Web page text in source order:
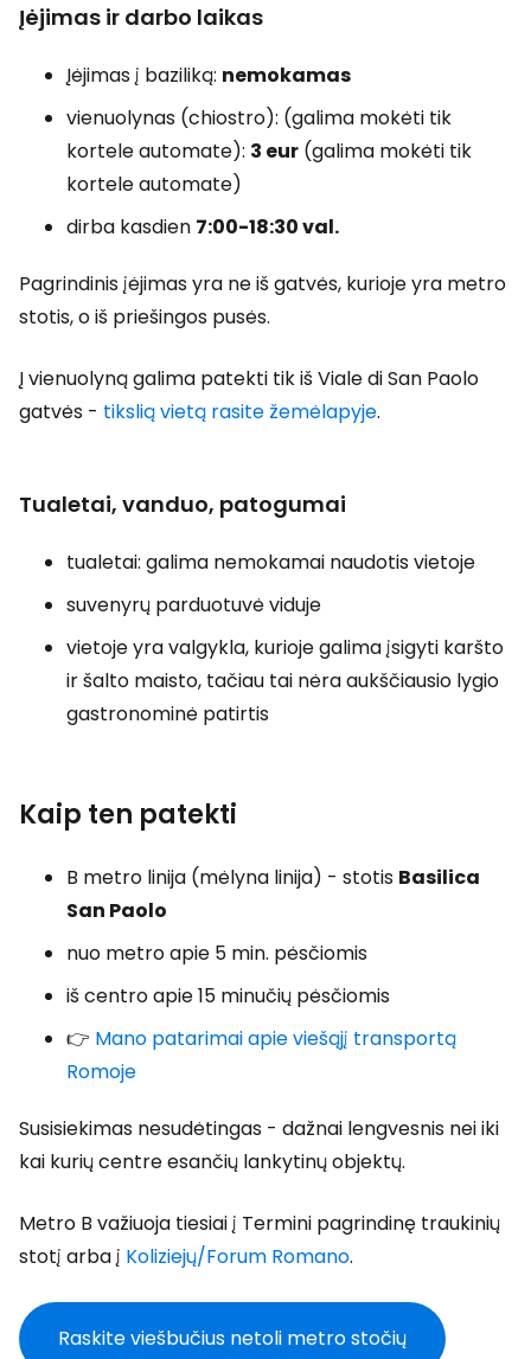
Įėjimas ir darbo laikas
Įėjimas į baziliką: nemokamas
vienuolynas (chiostro): (galima mokėti tik
kortele automate): 3 eur (galima mokėti tik
kortele automate)
dirba kasdien 7:00-18:30 val.
Pagrindinis įėjimas yra ne iš gatvės, kurioje yra metro
stotis, o iš priešingos pusės.
Į vienuolyną galima patekti tik iš Viale di San Paolo
gatvės - tikslią vietą rasite žemėlapyje.
Tualetai, vanduo, patogumai
tualetai: galima nemokamai naudotis vietoje
suvenyrų parduotuvė viduje
vietoje yra valgykla, kurioje galima įsigyti karšto
ir šalto maisto, tačiau tai nėra aukščiausio lygio
gastronominė patirtis
Kaip ten patekti
B metro linija (mėlyna linija) - stotis Basilica
San Paolo
nuo metro apie 5 min. pėsčiomis
iš centro apie 15 minučių pėsčiomis
👉 Mano patarimai apie viešąjį transportą
Romoje
Susisiekimas nesudėtingas - dažnai lengvesnis nei iki
kai kurių centre esančių lankytinų objektų.
Metro B važiuoja tiesiai į Termini pagrindinę traukinių
stotį arba į Koliziejų/Forum Romano.
Raskite viešbučius netoli metro stočių